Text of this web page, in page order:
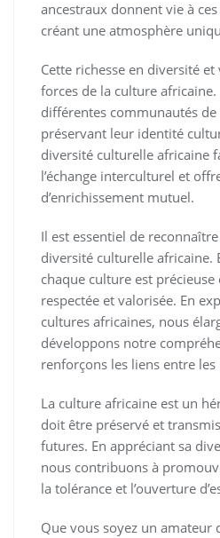
ancestraux donnent vie à
créant une atmosphère
Cette richesse en diversité et
forces de la culture
différentes communautés
préservant leur identité
diversité culturelle africaine
l’échange interculturel et
d’enrichissement mutuel.
Il est essentiel de
diversité culturelle africaine.
chaque culture est précieuse
respectée et valorisée. En
cultures africaines, nous
développons notre
renforçons les liens entre les
La culture africaine est un
doit être préservé et
futures. En appréciant sa
nous contribuons à
la tolérance et l’ouverture
Que vous soyez un amateur